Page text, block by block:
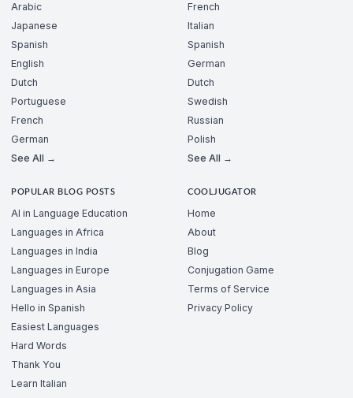
Arabic
Japanese
Spanish
English
Dutch
Portuguese
French
German
See All →
French
Italian
Spanish
German
Dutch
Swedish
Russian
Polish
See All →
POPULAR BLOG POSTS
AI in Language Education
Languages in Africa
Languages in India
Languages in Europe
Languages in Asia
Hello in Spanish
Easiest Languages
Hard Words
Thank You
Learn Italian
COOLJUGATOR
Home
About
Blog
Conjugation Game
Terms of Service
Privacy Policy